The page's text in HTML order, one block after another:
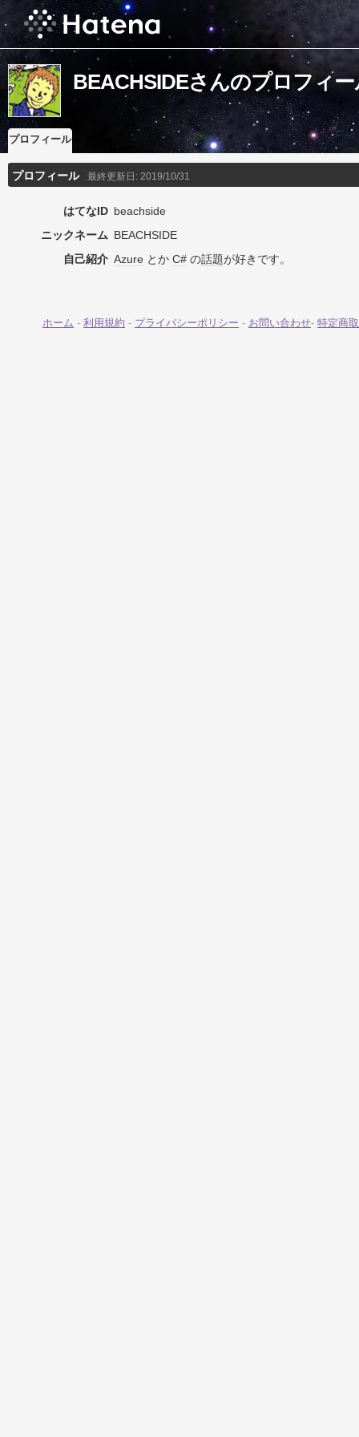
BEACHSIDEさんのプロフィー
プロフィール
プロフィール 最終更新日: 2019/10/31
はてなID beachside
ニックネーム BEACHSIDE
自己紹介 Azure とか C# の話題が好きです。
ホーム - 利用規約 - プライバシーポリシー - お問い合わせ- 特定商